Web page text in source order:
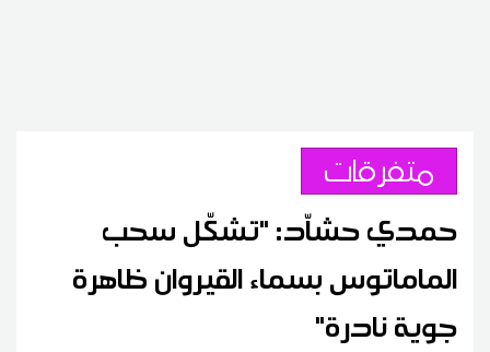
متفرقات
حمدي حشاّد: "تشكّل سحب
الماماتوس بسماء القيروان ظاهرة
جوية نادرة"